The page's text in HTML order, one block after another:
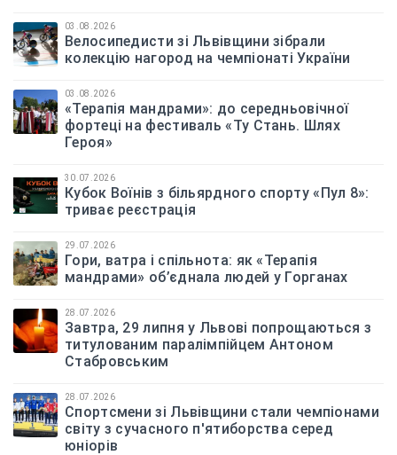
03.08.2026
Велосипедисти зі Львівщини зібрали
колекцію нагород на чемпіонаті України
03.08.2026
«Терапія мандрами»: до середньовічної
фортеці на фестиваль «Ту Стань. Шлях
Героя»
30.07.2026
Кубок Воїнів з більярдного спорту «Пул 8»:
триває реєстрація
29.07.2026
Гори, ватра і спільнота: як «Терапія
мандрами» об’єднала людей у Горганах
28.07.2026
Завтра, 29 липня у Львові попрощаються з
титулованим паралімпійцем Антоном
Стабровським
28.07.2026
Спортсмени зі Львівщини стали чемпіонами
світу з сучасного п'ятиборства серед
юніорів